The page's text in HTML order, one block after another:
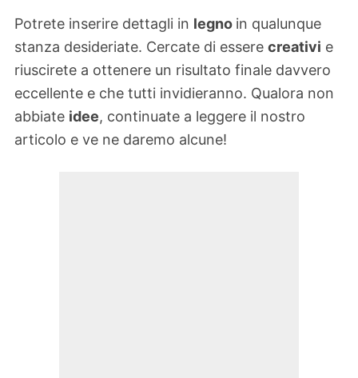
Potrete inserire dettagli in legno in qualunque
stanza desideriate. Cercate di essere creativi e
riuscirete a ottenere un risultato finale davvero
eccellente e che tutti invidieranno. Qualora non
abbiate idee, continuate a leggere il nostro
articolo e ve ne daremo alcune!